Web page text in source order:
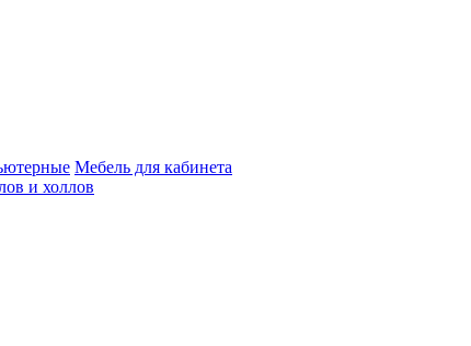
Мебель для кабинета
и холлов